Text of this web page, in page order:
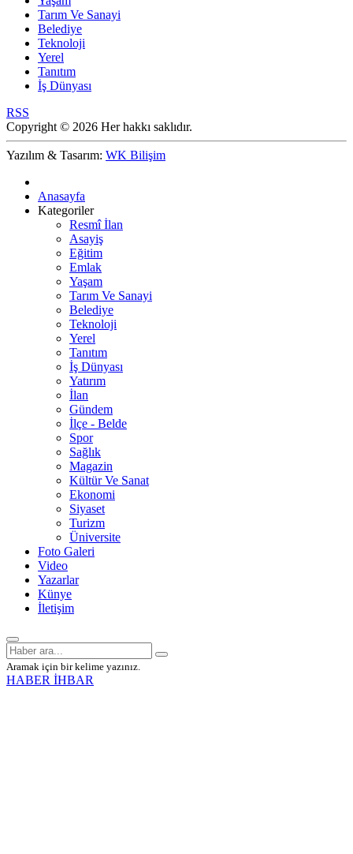
Tarım Ve Sanayi
Belediye
Teknoloji
Yerel
Tanıtım
İş Dünyası
RSS
Copyright © 2026 Her hakkı saklıdır.
Yazılım & Tasarım: WK Bilişim
Anasayfa
Kategoriler
Resmî İlan
Asayiş
Eğitim
Emlak
Yaşam
Tarım Ve Sanayi
Belediye
Teknoloji
Yerel
Tanıtım
İş Dünyası
Yatırım
İlan
Gündem
İlçe - Belde
Spor
Sağlık
Magazin
Kültür Ve Sanat
Ekonomi
Siyaset
Turizm
Üniversite
Foto Galeri
Video
Yazarlar
Künye
İletişim
Aramak için bir kelime yazınız.
HABER İHBAR